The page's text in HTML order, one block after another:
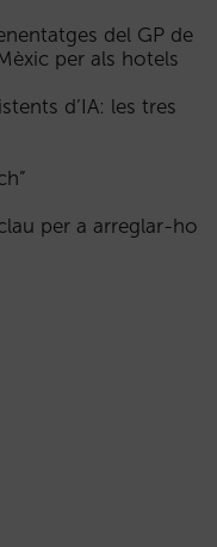
del GP de
per als hotels
d’IA: les tres
per a arreglar-ho